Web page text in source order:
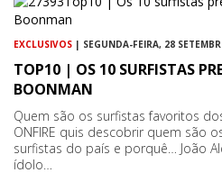
EXCLUSIVOS | SEGUNDA-FEIRA, 28
TOP10 | OS 10 SURFISTAS
BOONMAN
Quem são os surfistas favoritos
ONFIRE quis descobrir quem são
surfistas do país e porquê… João
ídolo…